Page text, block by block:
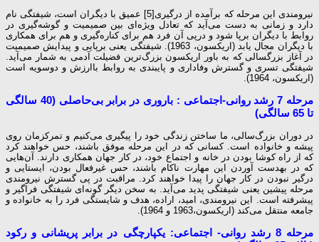
نیرومندی این مرحله که برآمده از درگیری[5] عمیق با دیگران است، شیفتگی نام
دارد و زمانی به دست می‌آید که تعادل ویژه‌ای بین صمیمیت و گوشه‌گیری در
روابط با دیگران برپا شود و درپی آن فرد هم برای کناره‌گیری و هم برای همکاری
با دیگران مجال یابد (اریکسون، 1963). شیفتگی یعنی برپایی و پیدایش صمیمیت
در آغاز بزرگسالی که به باور اریکسون بزرگ‌ترین فضیلت آدمی به شمار می‌آید.
شیفتگی تسری و گسترش وفاداری و پایبندی به روابط باارزش و دوسویه است
(اریکسون، 1964).
مرحله 7 رشد روانی-اجتماعی : باروری در برابر بی‌حاصلی (40 سالگی
تا 65 سالگی)
در دوران بزرگ‌سالی، ما ساختن زندگی خود را پیگیری می‌کنیم و تمرکزمان روی
پیشه و خانواده است. کسانی که در این مرحله موفق باشند، حس خواهند کرد
که از راه کوشا بودن در خانه و اجتماع خود، در کار جهان همکاری دارند. آن‌هایی
که در به­دست آوردن این مهارت ناکام باشند، حس غیرفعال بودن، ایستایی و
درگیر نبودن در کار جهان را پیدا خواهند کرد. مراقبت در پی گسترش نیرومندی
مرحله پیشین یعنی شیفتگی پدید می‌آید. به سخن دیگر گونه‌ای شیفتگی فراگیر و
پیشرفته است. این نیرومندی، امید، اراده، هدف و شایستگی فرد را به خانواده و
جامعه منتقل می‌کند (اریکسون،1963 و 1964).
مرحله 8 رشد روانی- اجتماعی: یکپارچگی در برابر پریشانی و رکود